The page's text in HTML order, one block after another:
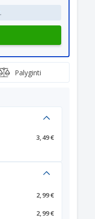
.
Palyginti
3,49 €
2,99 €
2,99 €